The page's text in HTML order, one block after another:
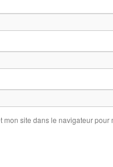
mon site dans le navigateur